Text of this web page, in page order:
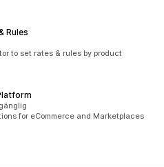
Rules
to set rates & rules by product
for eCommerce and Marketplaces